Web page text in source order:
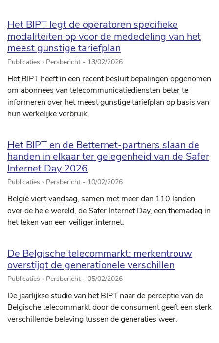
Het BIPT legt de operatoren specifieke
modaliteiten op voor de mededeling van het
meest gunstige tariefplan
Publicaties › Persbericht - 13/02/2026
Het BIPT heeft in een recent besluit bepalingen opgenomen
om abonnees van telecommunicatiediensten beter te
informeren over het meest gunstige tariefplan op basis van
hun werkelijke verbruik.
Het BIPT en de Betternet-partners slaan de
handen in elkaar ter gelegenheid van de Safer
Internet Day 2026
Publicaties › Persbericht - 10/02/2026
België viert vandaag, samen met meer dan 110 landen
over de hele wereld, de Safer Internet Day, een themadag in
het teken van een veiliger internet.
De Belgische telecommarkt: merkentrouw
overstijgt de generationele verschillen
Publicaties › Persbericht - 05/02/2026
De jaarlijkse studie van het BIPT naar de perceptie van de
Belgische telecommarkt door de consument geeft een sterk
verschillende beleving tussen de generaties weer.